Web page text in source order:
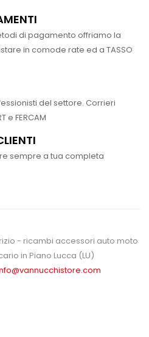
di pagamento offriamo la
in comode rate ed a TASSO
del settore. Corrieri
e FERCAM
sempre a tua completa
- ricambi accessori auto moto
in Piano Lucca (LU)